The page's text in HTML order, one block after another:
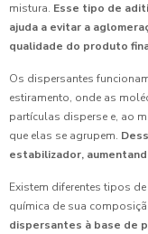
mistura. Esse tipo de
ajuda a evitar a
qualidade do produto
Os dispersantes
estiramento, onde as
partículas disperse e, ao
que elas se agrupem.
estabilizador,
Existem diferentes tipos
química de sua
dispersantes à base de